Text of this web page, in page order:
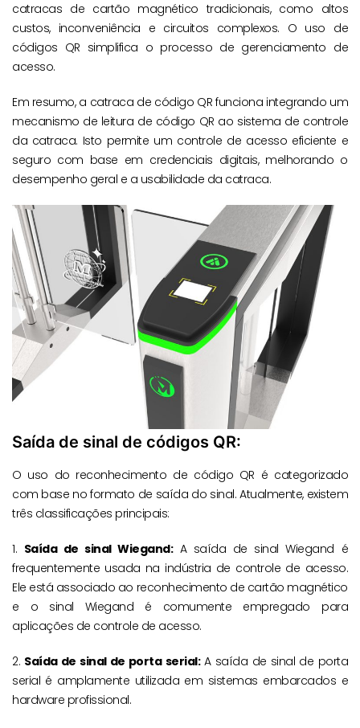
catracas de cartão magnético tradicionais, como altos
custos, inconveniência e circuitos complexos. O uso de
códigos QR simplifica o processo de gerenciamento de
acesso.
Em resumo, a catraca de código QR funciona integrando um
mecanismo de leitura de código QR ao sistema de controle
da catraca. Isto permite um controle de acesso eficiente e
seguro com base em credenciais digitais, melhorando o
desempenho geral e a usabilidade da catraca.
Saída de sinal de códigos QR:
O uso do reconhecimento de código QR é categorizado
com base no formato de saída do sinal. Atualmente, existem
três classificações principais:
1. Saída de sinal Wiegand:A saída de sinal Wiegand é
frequentemente usada na indústria de controle de acesso.
Ele está associado ao reconhecimento de cartão magnético
e o sinal Wiegand é comumente empregado para
aplicações de controle de acesso.
2. Saída de sinal de porta serial:A saída de sinal de porta
serial é amplamente utilizada em sistemas embarcados e
hardware profissional.